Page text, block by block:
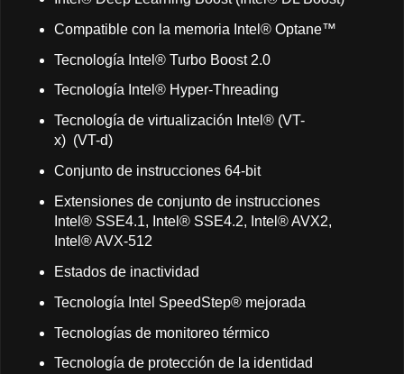
Compatible con la memoria Intel® Optane™
Tecnología Intel® Turbo Boost 2.0
Tecnología Intel® Hyper-Threading
Tecnología de virtualización Intel® (VT-
x) (VT-d)
Conjunto de instrucciones 64-bit
Extensiones de conjunto de instrucciones
Intel® SSE4.1, Intel® SSE4.2, Intel® AVX2,
Intel® AVX-512
Estados de inactividad
Tecnología Intel SpeedStep® mejorada
Tecnologías de monitoreo térmico
Tecnología de protección de la identidad